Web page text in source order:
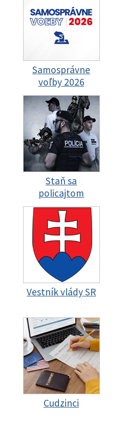
Samosprávne
voľby 2026
Staň sa
policajtom
Vestník vlády SR
Cudzinci